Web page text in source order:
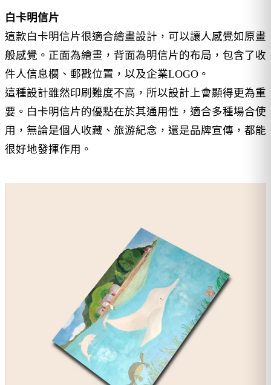
白卡明信片
這款白卡明信片很適合繪畫設計，可以讓人感覺如原畫
般感覺。正面為繪畫，背面為明信片的布局，包含了收
件人信息欄、郵戳位置，以及企業LOGO。
這種設計雖然印刷難度不高，所以設計上會顯得更為重
要。白卡明信片的優點在於其通用性，適合多種場合使
用，無論是個人收藏、旅游紀念，還是品牌宣傳，都能
很好地發揮作用。